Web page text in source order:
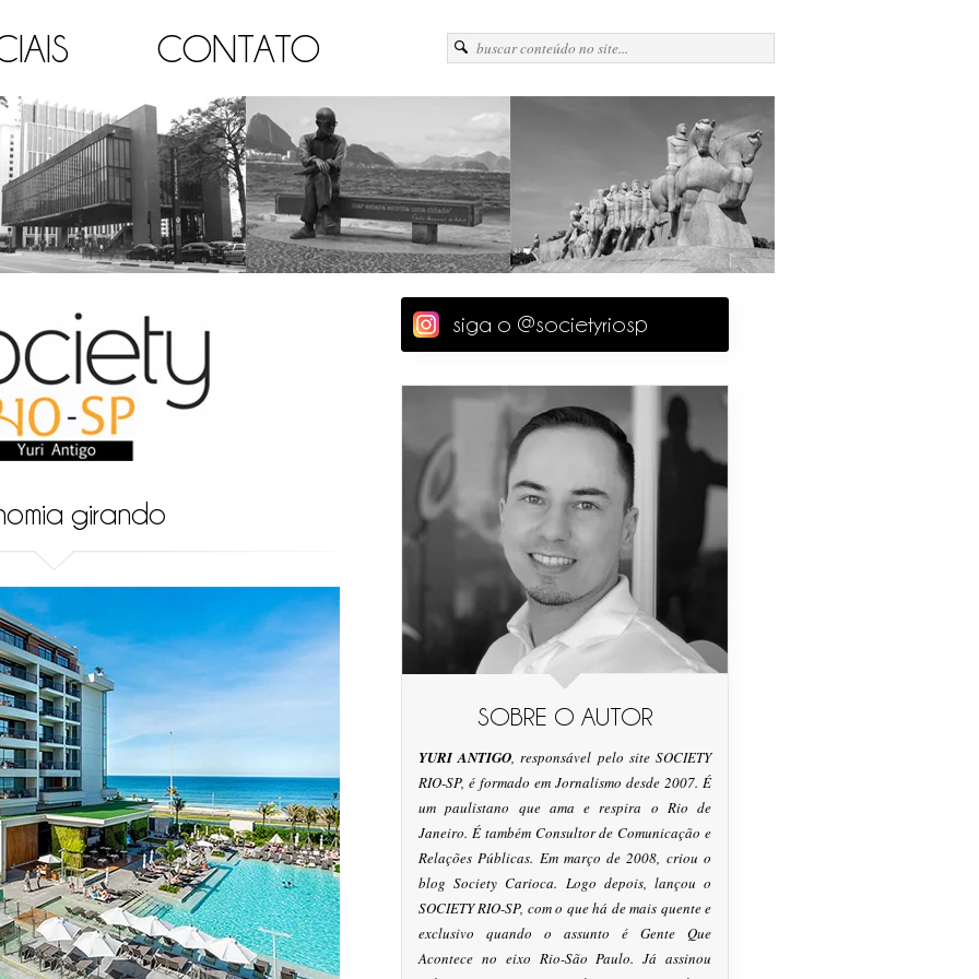
CONTATO
girando
siga o @societyriosp
SOBRE O AUTOR
YURI ANTIGO, responsável pelo site SOCIETY
RIO-SP, é formado em Jornalismo desde 2007. É
um paulistano que ama e respira o Rio de
Janeiro. É também Consultor de Comunicação e
Relações Públicas. Em março de 2008, criou o
blog Society Carioca. Logo depois, lançou o
SOCIETY RIO-SP, com o que há de mais quente e
exclusivo quando o assunto é Gente Que
Acontece no eixo Rio-São Paulo. Já assinou